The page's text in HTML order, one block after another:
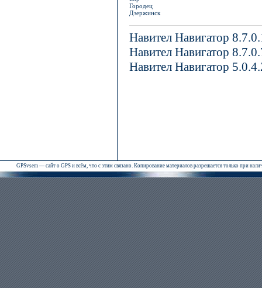
Городец
Дзержинск
Навител Навигатор
Навител Навигатор
Навител Навигатор
GPSvsem — сайт о GPS и всём, что с этим связано. Копирование материалов разрешается только при